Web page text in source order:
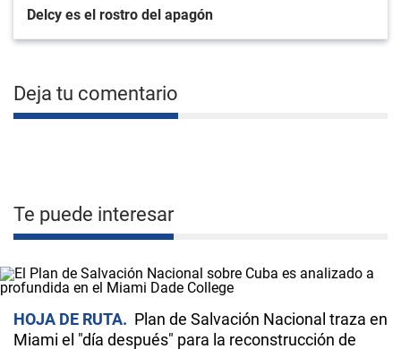
Delcy es el rostro del apagón
Deja tu comentario
Te puede interesar
HOJA DE RUTA
Plan de Salvación Nacional traza en
Miami el "día después" para la reconstrucción de